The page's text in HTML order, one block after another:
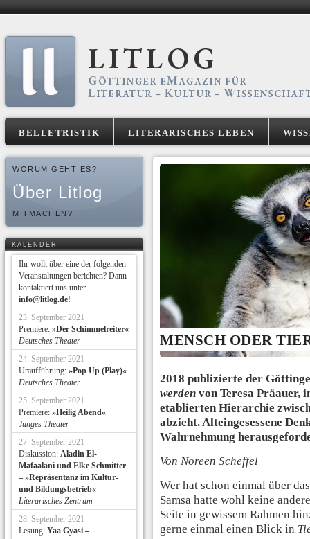
BELLETRISTIK LITERARISCHES LEBEN
MENSCH ODER
2018 publizierte der
werden von Teresa Präauer,
etablierten Hierarchie
abzieht. Alteingesessene
Wahrnehmung
Von Noreen Scheffel
Wer hat schon einmal über
Samsa hatte wohl keine
Seite in gewissem Rahmen
gerne einmal einen Blick in
WORUM GEHT ES?
Über Litlog
MITMACHEN?
KALENDER
Ihr wollt über eine der folgenden
Veranstaltungen berichten? Dann
kontaktiert uns unter
info@litlog.de!
23. September 2021
Premiere: »Der Schimmelreiter«
Deutsches Theater
24. September 2021
Uraufführung: »Pop Up (Play)«
Deutsches Theater
25. September 2021
Premiere: »Heilig Abend«
Junges Theater
27. September 2021
Diskussion: Aladin El-
Mafaalani und Elke Schmitter
– »Repräsentanz im Kultur-
und Bildungsbetrieb«
Literarisches Zentrum
28. September 2021
Lesung: Yaa Gyasi –